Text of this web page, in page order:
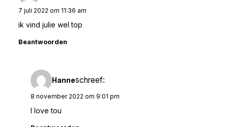
7 juli 2022 om 11:36 am
ik vind julie wel top
Beantwoorden
Hanneschreef:
8 november 2022 om 9:01 pm
I love tou